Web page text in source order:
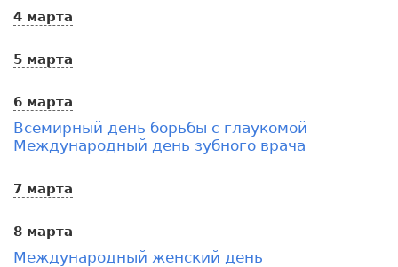
4 марта
5 марта
6 марта
Всемирный день борьбы с глаукомой
Международный день зубного врача
7 марта
8 марта
Международный женский день